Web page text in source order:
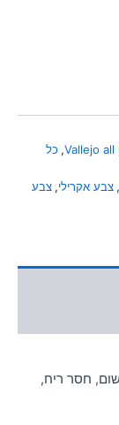
Vallejo
, כל
, צבע אקרילי, צבע
חסר ריח,